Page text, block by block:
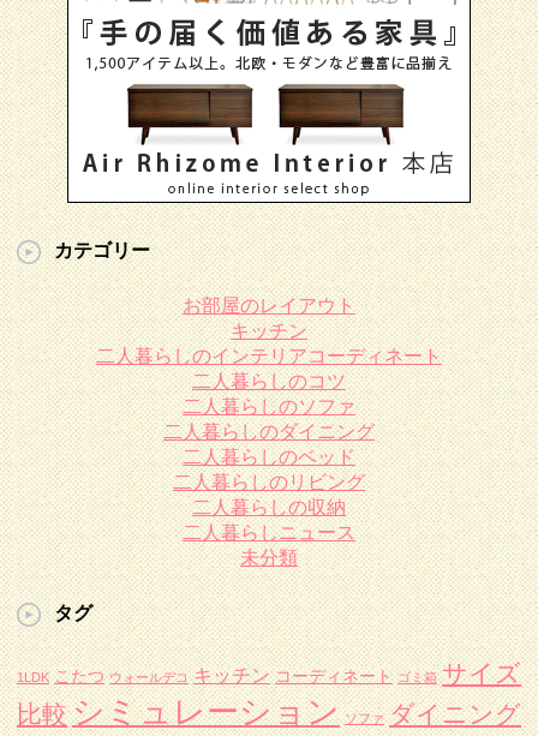
カテゴリー
お部屋のレイアウト
キッチン
二人暮らしのインテリアコーディネート
二人暮らしのコツ
二人暮らしのソファ
二人暮らしのダイニング
二人暮らしのベッド
二人暮らしのリビング
二人暮らしの収納
二人暮らしニュース
未分類
タグ
1LDK こたつ ウォールデコ キッチン コーディネート ゴミ箱 サイズ
比較シミュレーション ソファ ダイニング